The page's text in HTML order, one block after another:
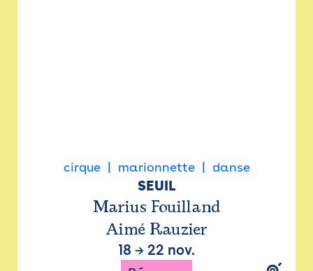
cirque marionnette danse
SEUIL
Marius Fouilland
Aimé Rauzier
18 → 22 nov.